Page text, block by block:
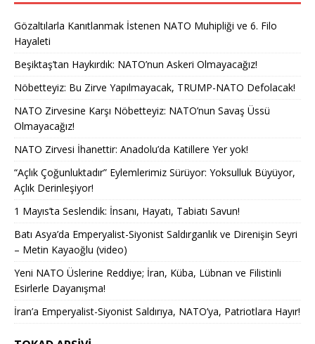
Gözaltılarla Kanıtlanmak İstenen NATO Muhipliği ve 6. Filo
Hayaleti
Beşiktaş’tan Haykırdık: NATO’nun Askeri Olmayacağız!
Nöbetteyiz: Bu Zirve Yapılmayacak, TRUMP-NATO Defolacak!
NATO Zirvesine Karşı Nöbetteyiz: NATO’nun Savaş Üssü
Olmayacağız!
NATO Zirvesi İhanettir: Anadolu’da Katillere Yer yok!
“Açlık Çoğunluktadır” Eylemlerimiz Sürüyor: Yoksulluk Büyüyor,
Açlık Derinleşiyor!
1 Mayıs’ta Seslendik: İnsanı, Hayatı, Tabiatı Savun!
Batı Asya’da Emperyalist-Siyonist Saldırganlık ve Direnişin Seyri
– Metin Kayaoğlu (video)
Yeni NATO Üslerine Reddiye; İran, Küba, Lübnan ve Filistinli
Esirlerle Dayanışma!
İran’a Emperyalist-Siyonist Saldırıya, NATO’ya, Patriotlara Hayır!